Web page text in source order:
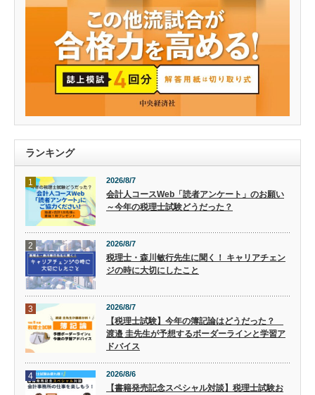
ランキング
1 2026/8/7
会計人コースWeb「読者アンケート」のお願い
～今年の税理士試験どうだった？
2 2026/8/7
税理士・森川敏行先生に聞く！ キャリアチェン
ジの時に大切にしたこと
3 2026/8/7
【税理士試験】今年の簿記論はどうだった？
渡邉 圭先生が予想するボーダーラインと学習ア
ドバイス
4 2026/8/6
【書籍発売記念スペシャル対談】税理士試験お